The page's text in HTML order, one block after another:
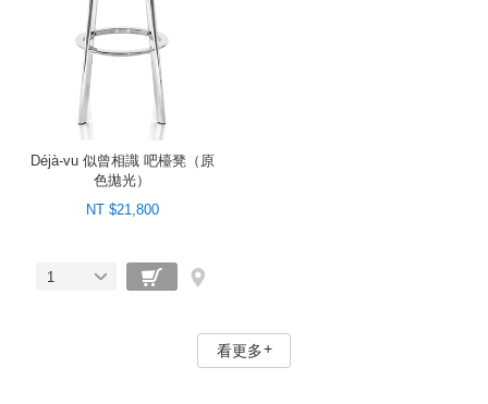
Déjà-vu 似曾相識 吧檯凳（原
色拋光）
NT $21,800
1
看更多